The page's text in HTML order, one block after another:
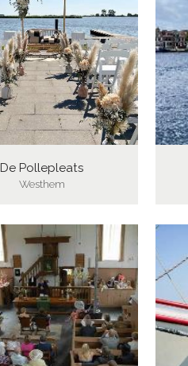
De Pollepleats
Westhem